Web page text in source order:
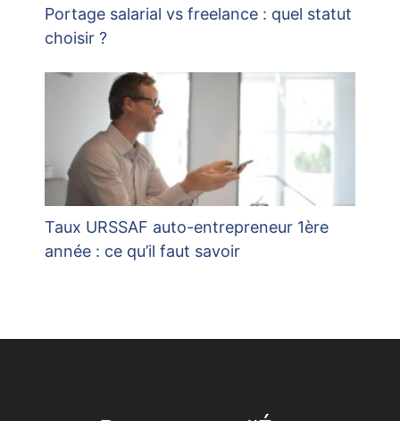
Portage salarial vs freelance : quel statut
choisir ?
Taux URSSAF auto-entrepreneur 1ère
année : ce qu’il faut savoir